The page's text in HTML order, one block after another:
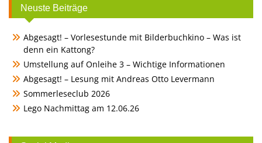
Neuste Beiträge
Abgesagt! – Vorlesestunde mit Bilderbuchkino – Was ist
denn ein Kattong?
Umstellung auf Onleihe 3 – Wichtige Informationen
Abgesagt! – Lesung mit Andreas Otto Levermann
Sommerleseclub 2026
Lego Nachmittag am 12.06.26